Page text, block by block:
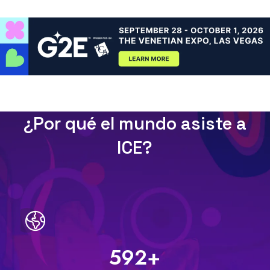
¿Por qué el mundo asiste a
ICE?
600+